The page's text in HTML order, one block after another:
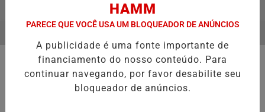
EM ALTA
🚔 SEGURANÇA E JUSTIÇA
Mulher confessa ter matado
companheiro após simular suicídio
HAMM
PARECE QUE VOCÊ USA UM BLOQUEADOR DE ANÚNCIOS
A publicidade é uma fonte importante de
financiamento do nosso conteúdo. Para
continuar navegando, por favor desabilite seu
bloqueador de anúncios.